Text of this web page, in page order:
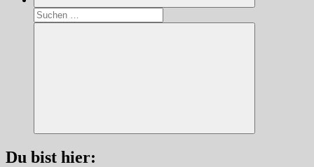
Suchen
nach:
Suchen
Du bist hier: